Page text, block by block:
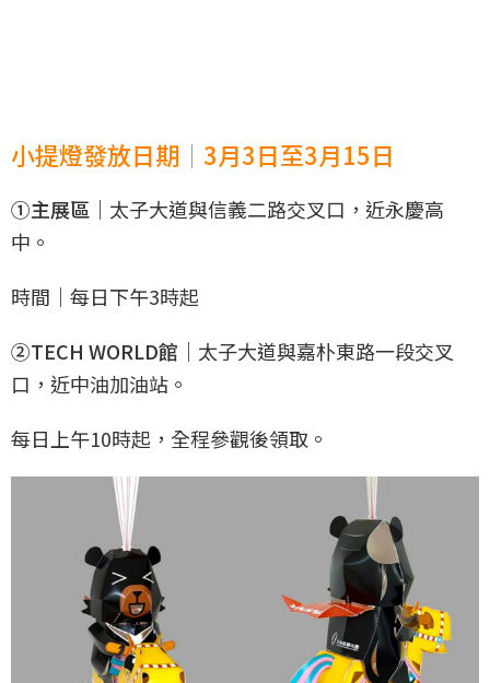
小提燈發放日期｜3月3日至3月15日
①主展區｜ 太子大道與信義二路交叉口，近永慶高
中。
時間｜每日下午3時起
②TECH WORLD館｜ 太子大道與嘉朴東路一段交叉
口，近中油加油站。
每日上午10時起，全程參觀後領取。